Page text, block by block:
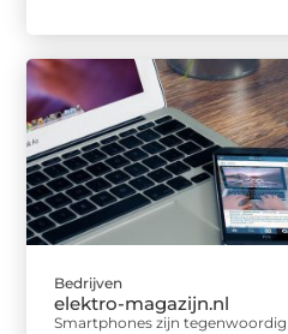
Bedrijven
elektro-magazijn.nl
Smartphones zijn